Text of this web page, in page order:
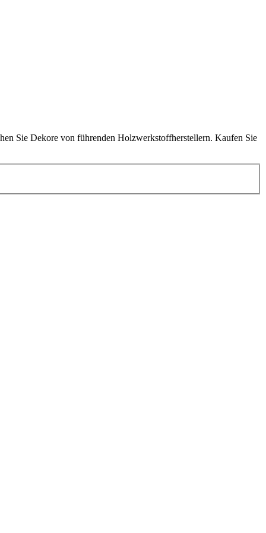
Sie Dekore von führenden Holzwerkstoffherstellern. Kaufen Sie